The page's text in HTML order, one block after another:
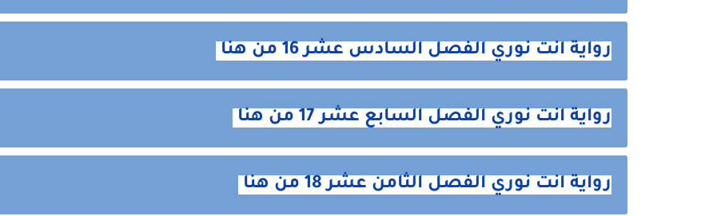
رواية انت نوري الفصل السادس عشر 16 من هنا
رواية انت نوري الفصل السابع عشر 17 من هنا
رواية انت نوري الفصل الثامن عشر 18 من هنا